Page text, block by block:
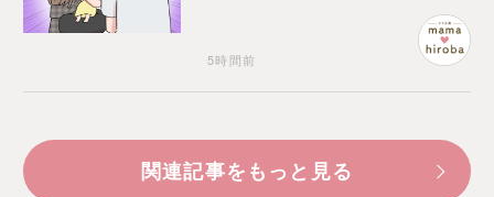
5時間前
関連記事をもっと見る